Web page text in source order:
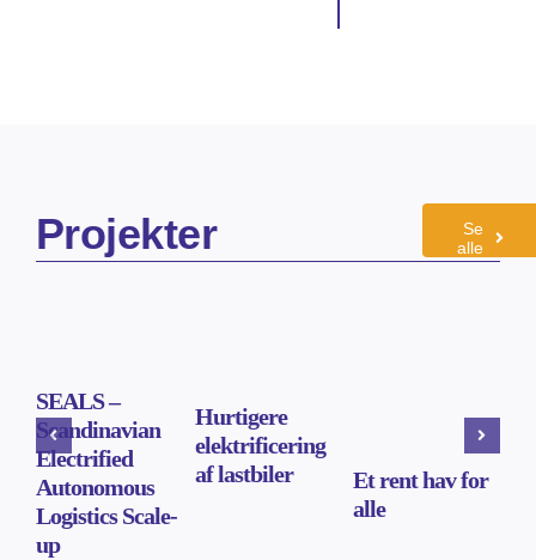
Projekter
Se
alle
SEALS –
Scandinavian
Electrified
Autonomous
Logistics Scale-
up
Hurtigere
elektrificering
af lastbiler
Et rent hav for
alle